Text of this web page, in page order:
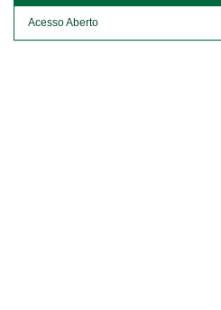
Acesso Aberto